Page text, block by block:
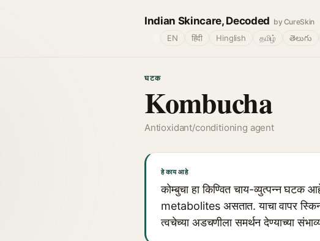
Indian Skincare, Decoded by CureSkin
EN हिंदी Hinglish தமிழ் తెలుగు
घटक
Kombucha
Antioxidant/conditioning agent
हे काय आहे
कोम्बुचा हा किण्वित चाय-व्युत्पन्न
metabolites असतात. याचा वापर
त्वचेच्या अडचणीला समर्थन देण्याच्या